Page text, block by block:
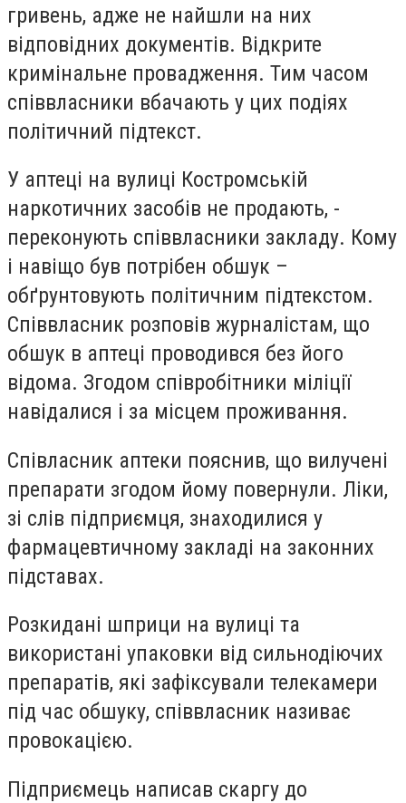
гривень, адже не найшли на них
відповідних документів. Відкрите
кримінальне провадження. Тим часом
співвласники вбачають у цих подіях
політичний підтекст.
У аптеці на вулиці Костромській
наркотичних засобів не продають, -
переконують співвласники закладу. Кому
і навіщо був потрібен обшук –
обґрунтовують політичним підтекстом.
Співвласник розповів журналістам, що
обшук в аптеці проводився без його
відома. Згодом співробітники міліції
навідалися і за місцем проживання.
Співласник аптеки пояснив, що вилучені
препарати згодом йому повернули. Ліки,
зі слів підприємця, знаходилися у
фармацевтичному закладі на законних
підставах.
Розкидані шприци на вулиці та
використані упаковки від сильнодіючих
препаратів, які зафіксували телекамери
під час обшуку, співвласник називає
провокацією.
Підприємець написав скаргу до